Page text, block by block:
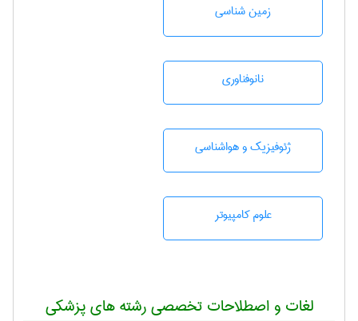
زمين شناسی
نانوفناوری
ژئوفيزيك و هواشناسی
علوم کامپیوتر
لغات و اصطلاحات تخصصی رشته های پزشکی